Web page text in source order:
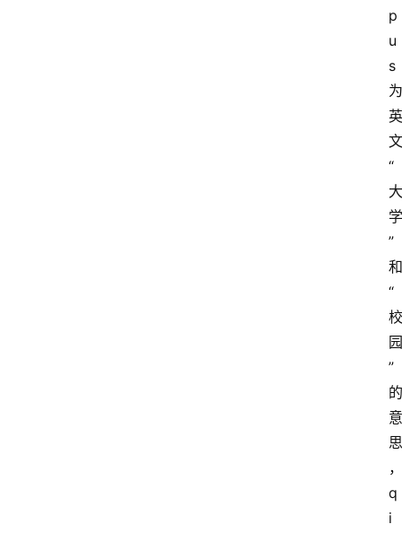
p
u
s
为
英
文
“
大
学
”
和
“
校
园
”
的
意
思
，
q
i